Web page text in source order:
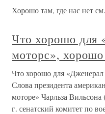
Хорошо там, где нас нет
Что хорошо для
моторс»,
Что хорошо для
Слова президента
моторе» Чарльза
г. сенатский комитет по